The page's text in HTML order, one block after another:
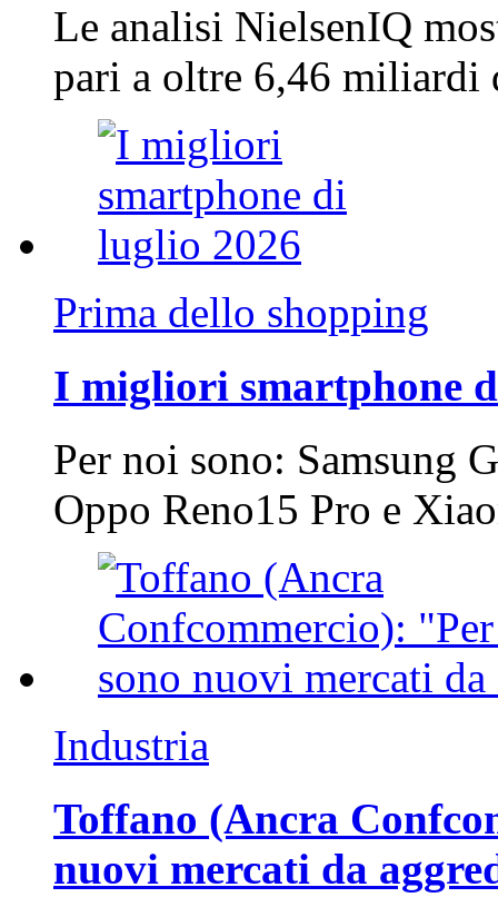
Le analisi NielsenIQ
pari a oltre 6,46
Prima dello shopping
I migliori smartphone
Per noi sono: Samsung
Oppo Reno15 Pro e
Industria
Toffano (Ancra
nuovi mercati da